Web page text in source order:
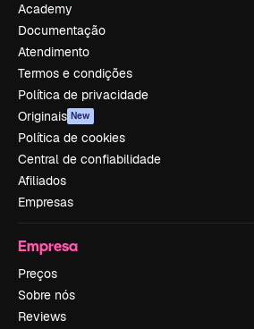
Academy
Documentação
Atendimento
Termos e condições
Política de privacidade
Originais New
Política de cookies
Central de confiabilidade
Afiliados
Empresas
Empresa
Preços
Sobre nós
Reviews